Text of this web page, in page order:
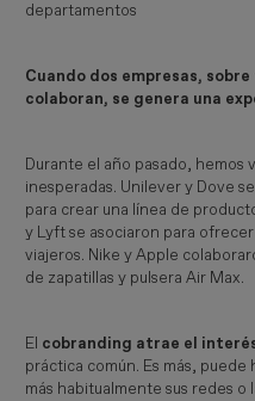
departamentos
Cuando dos empresas,
colaboran, se genera una
Durante el año pasado, hemos
inesperadas. Unilever y Dove
para crear una línea de
y Lyft se asociaron para
viajeros. Nike y Apple
de zapatillas y pulsera Air Max.
El cobranding atrae el
práctica común. Es más,
más habitualmente sus redes o